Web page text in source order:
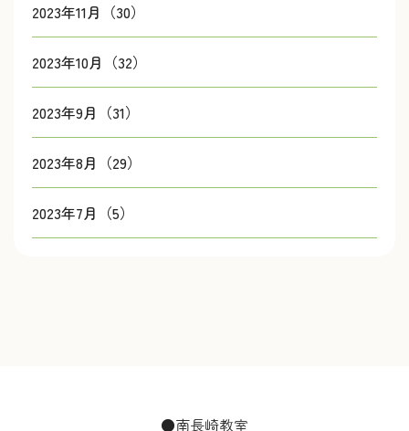
2023年11月（30）
2023年10月（32）
2023年9月（31）
2023年8月（29）
2023年7月（5）
●南長崎教室